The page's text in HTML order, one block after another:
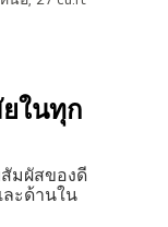
ในทุก
มผัสของดี
ะด้านใน